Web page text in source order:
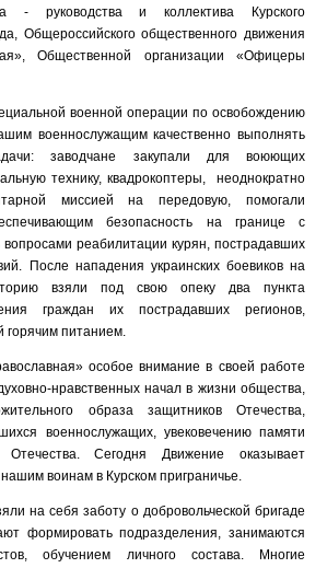
- руководства и коллектива Курского
Общероссийского общественного движения
Общественной организации «Офицеры
военной операции по освобождению
военнослужащим качественно выполнять
заводчане закупали для воюющих
технику, квадрокоптеры, неоднократно
миссией на передовую, помогали
безопасность на границе с
реабилитации курян, пострадавших
После нападения украинских боевиков на
взяли под свою опеку два пункта
граждан их пострадавших регионов,
горячим питанием.
особое внимание в своей работе
нравственных начал в жизни общества,
образа защитников Отечества,
военнослужащих, увековечению памяти
Сегодня Движение оказывает
воинам в Курском приграничье.
на себя заботу о добровольческой бригаде
формировать подразделения, занимаются
обучением личного состава. Многие